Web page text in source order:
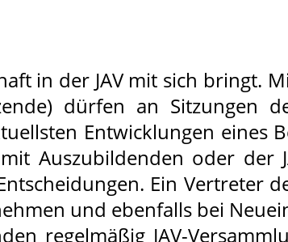
in der JAV mit sich bringt.
dürfen an Sitzungen
Entwicklungen eines
Auszubildenden oder der
Ein Vertreter
und ebenfalls bei
regelmäßig JAV-